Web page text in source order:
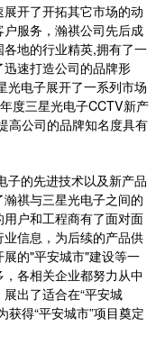
开了开拓其它市场的动
服务，瀚祺公司先后成
地的行业精英,拥有了一
速打造公司的品牌形
光电子展开了一系列市场
度三星光电子CCTV新产
高公司的品牌知名度具有
子的先进技术以及新产品
祺与三星光电子之间的
户和工程商有了面对面
信息，为后续的产品供
的"平安城市"建设等一
各相关企业都努力从中
出了适合在“平安城
获得“平安城市”项目奠定